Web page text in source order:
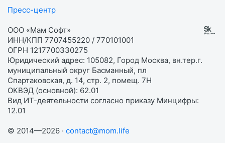
Пресс-центр
ООО «Мам Софт»
ИНН/КПП 7707455220 / 770101001
ОГРН 1217700330275
Юридический адрес: 105082, Город Москва, вн.тер.г.
муниципальный округ Басманный, пл
Спартаковская, д. 14, стр. 2, помещ. 7Н
ОКВЭД (основной): 62.01
Вид ИТ-деятельности согласно приказу Минцифры:
12.01
© 2014—2026 · contact@mom.life